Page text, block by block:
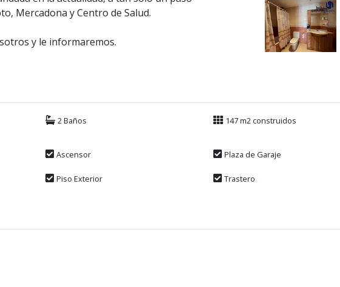
Mercadona y Centro de Salud.
y le informaremos.
2 Baños 147 m2 construidos
Ascensor Plaza de Garaje
Piso Exterior Trastero